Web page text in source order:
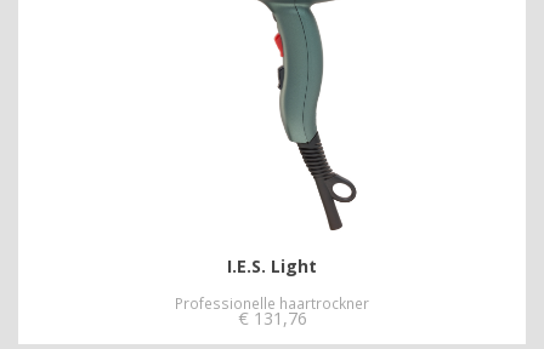
I.E.S. Light
Professionelle haartrockner
€ 131,76